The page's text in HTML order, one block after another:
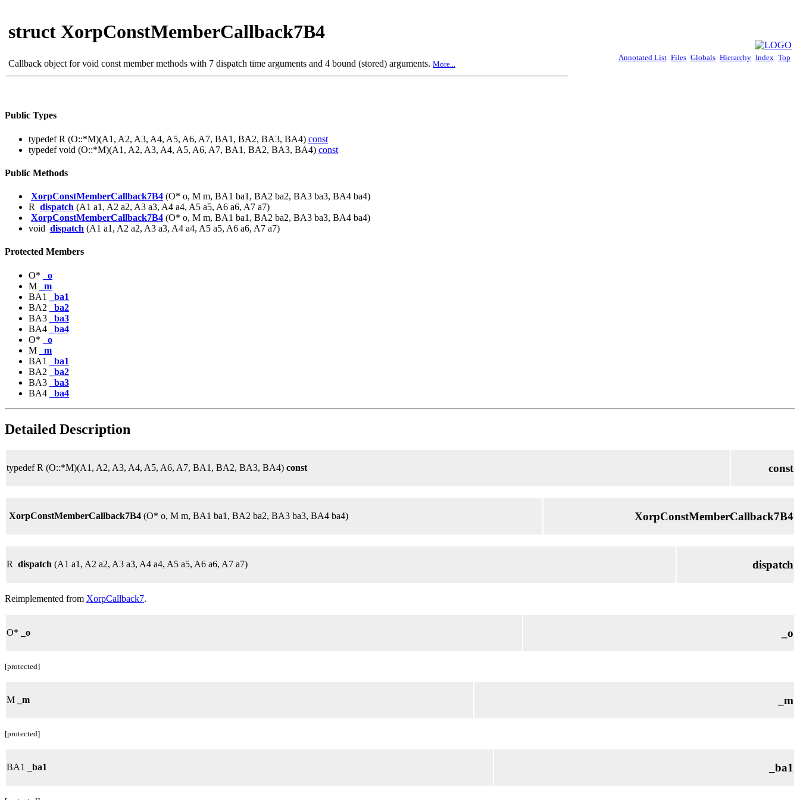
struct XorpConstMemberCallback7B4
Callback object for void const member methods with 7 dispatch time arguments and 4 bound (stored) arguments. More...
Annotated List Files Globals Hierarchy Index Top
Public Types
typedef R (O::*M)(A1, A2, A3, A4, A5, A6, A7, BA1, BA2, BA3, BA4) const
typedef void (O::*M)(A1, A2, A3, A4, A5, A6, A7, BA1, BA2, BA3, BA4) const
Public Methods
XorpConstMemberCallback7B4 (O* o, M m, BA1 ba1, BA2 ba2, BA3 ba3, BA4 ba4)
R dispatch (A1 a1, A2 a2, A3 a3, A4 a4, A5 a5, A6 a6, A7 a7)
XorpConstMemberCallback7B4 (O* o, M m, BA1 ba1, BA2 ba2, BA3 ba3, BA4 ba4)
void dispatch (A1 a1, A2 a2, A3 a3, A4 a4, A5 a5, A6 a6, A7 a7)
Protected Members
O*
_o
M
_m
BA1
_ba1
BA2
_ba2
BA3
_ba3
BA4
_ba4
O*
_o
M
_m
BA1
_ba1
BA2
_ba2
BA3
_ba3
BA4
_ba4
Detailed Description
typedef R (O::*M)(A1, A2, A3, A4, A5, A6, A7, BA1, BA2, BA3, BA4) const const
XorpConstMemberCallback7B4 (O* o, M m, BA1 ba1, BA2 ba2, BA3 ba3, BA4 ba4) XorpConstMemberCallback7B4
R dispatch (A1 a1, A2 a2, A3 a3, A4 a4, A5 a5, A6 a6, A7 a7) dispatch
Reimplemented from XorpCallback7.
O* _o _o
[protected]
M _m _m
[protected]
BA1 _ba1 _ba1